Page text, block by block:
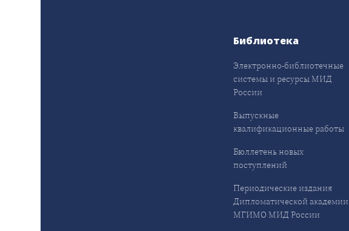
Библиотека
Электронно-библиотечные
системы и ресурсы МИД
России
Выпускные
квалификационные работы
Бюллетень новых
поступлений
Периодические издания
Дипломатической академии
МГИМО МИД России